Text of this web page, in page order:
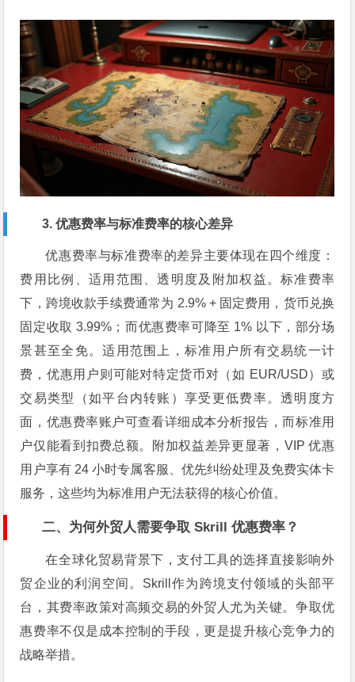
3. 优惠费率与标准费率的核心差异
优惠费率与标准费率的差异主要体现在四个维度：
费用比例、适用范围、透明度及附加权益。标准费率
下，跨境收款手续费通常为 2.9% + 固定费用，货币兑换
固定收取 3.99%；而优惠费率可降至 1% 以下，部分场
景甚至全免。适用范围上，标准用户所有交易统一计
费，优惠用户则可能对特定货币对（如 EUR/USD）或
交易类型（如平台内转账）享受更低费率。透明度方
面，优惠费率账户可查看详细成本分析报告，而标准用
户仅能看到扣费总额。附加权益差异更显著，VIP 优惠
用户享有 24 小时专属客服、优先纠纷处理及免费实体卡
服务，这些均为标准用户无法获得的核心价值。
二、为何外贸人需要争取 Skrill 优惠费率？
在全球化贸易背景下，支付工具的选择直接影响外
贸企业的利润空间。Skrill作为跨境支付领域的头部平
台，其费率政策对高频交易的外贸人尤为关键。争取优
惠费率不仅是成本控制的手段，更是提升核心竞争力的
战略举措。